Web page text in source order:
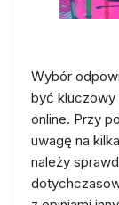
Wybór
być kluczowy
online. Przy
uwagę na
należy